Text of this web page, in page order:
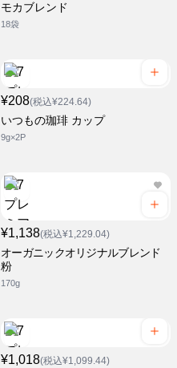
モカブレンド
18袋
¥208(税込¥224.64)
いつもの珈琲 カップ
9g×2P
¥1,138(税込¥1,229.04)
オーガニックオリジナルブレンド
粉
170g
¥1,018(税込¥1,099.44)